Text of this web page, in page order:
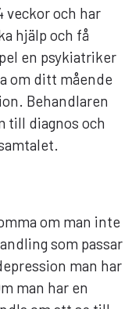
veckor och har
hjälp och få
en psykiatriker
om ditt mående
Behandlaren
till diagnos och
om man inte
som passar
man har
man har en